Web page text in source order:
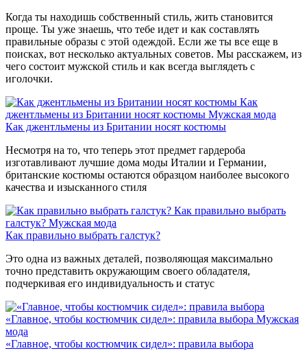
Когда ты находишь собственный стиль, жить становится
проще. Ты уже знаешь, что тебе идет и как составлять
правильные образы с этой одеждой. Если же ты все еще в
поисках, вот несколько актуальных советов. Мы расскажем, из
чего состоит мужской стиль и как всегда выглядеть с
иголочки.
Как
джентльмены из Британии носят костюмы Мужская мода
Как джентльмены из Британии носят костюмы
Несмотря на то, что теперь этот предмет гардероба
изготавливают лучшие дома моды Италии и Германии,
британские костюмы остаются образцом наиболее высокого
качества и изысканного стиля
Как правильно выбрать
галстук? Мужская мода
Как правильно выбрать галстук?
Это одна из важных деталей, позволяющая максимально
точно представить окружающим своего обладателя,
подчеркивая его индивидуальность и статус
«Главное, чтобы костюмчик сидел»: правила выбора Мужская
мода
«Главное, чтобы костюмчик сидел»: правила выбора